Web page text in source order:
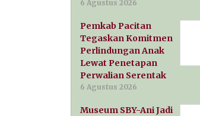
6 Agustus 2026
Pemkab Pacitan
Tegaskan Komitmen
Perlindungan Anak
Lewat Penetapan
Perwalian Serentak
6 Agustus 2026
Museum SBY-Ani Jadi